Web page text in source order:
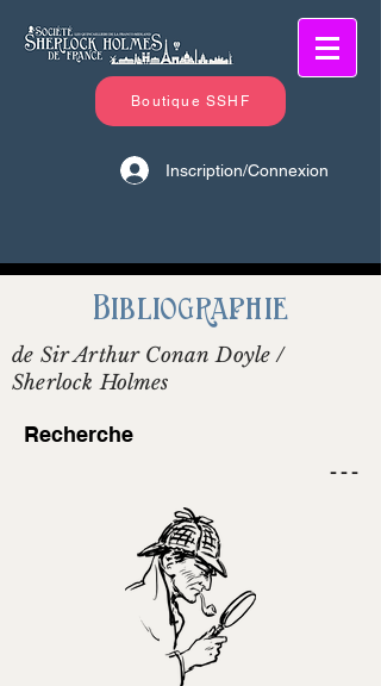
Boutique SSHF
Inscription/Connexion
Bibliographie
de Sir Arthur Conan Doyle /
Sherlock Holmes
Recherche
- - -